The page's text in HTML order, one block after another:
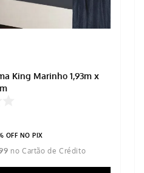
King Marinho 1,93m x
OFF NO PIX